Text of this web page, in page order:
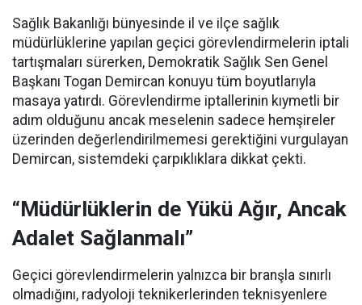
Sağlık Bakanlığı bünyesinde il ve ilçe sağlık
müdürlüklerine yapılan geçici görevlendirmelerin iptali
tartışmaları sürerken, Demokratik Sağlık Sen Genel
Başkanı Togan Demircan konuyu tüm boyutlarıyla
masaya yatırdı. Görevlendirme iptallerinin kıymetli bir
adım olduğunu ancak meselenin sadece hemşireler
üzerinden değerlendirilmemesi gerektiğini vurgulayan
Demircan, sistemdeki çarpıklıklara dikkat çekti.
“Müdürlüklerin de Yükü Ağır, Ancak
Adalet Sağlanmalı”
Geçici görevlendirmelerin yalnızca bir branşla sınırlı
olmadığını, radyoloji teknikerlerinden teknisyenlere